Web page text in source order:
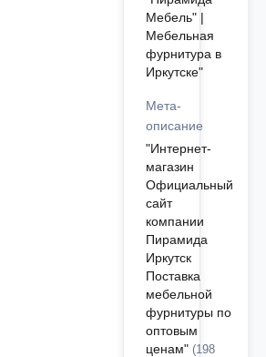
Мебель" |
Мебельная
фурнитура в
Иркутске"
Мета-
описание
"Интернет-
магазин
Официальный
сайт
компании
Пирамида
Иркутск
Поставка
мебельной
фурнитуры по
оптовым
ценам" (198